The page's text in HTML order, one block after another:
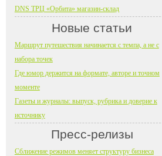
DNS ТРЦ «Орбита» магазин-склад
Новые статьи
Маршрут путешествия начинается с темпа, а не с
набора точек
Где юмор держится на формате, авторе и точном
моменте
Газеты и журналы: выпуск, рубрика и доверие к
источнику
Пресс-релизы
Сближение режимов меняет структуру бизнеса